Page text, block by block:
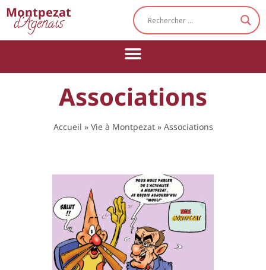
Montpezat
d'Agenais
Associations
Accueil » Vie à Montpezat» Associations
Cookies management panel